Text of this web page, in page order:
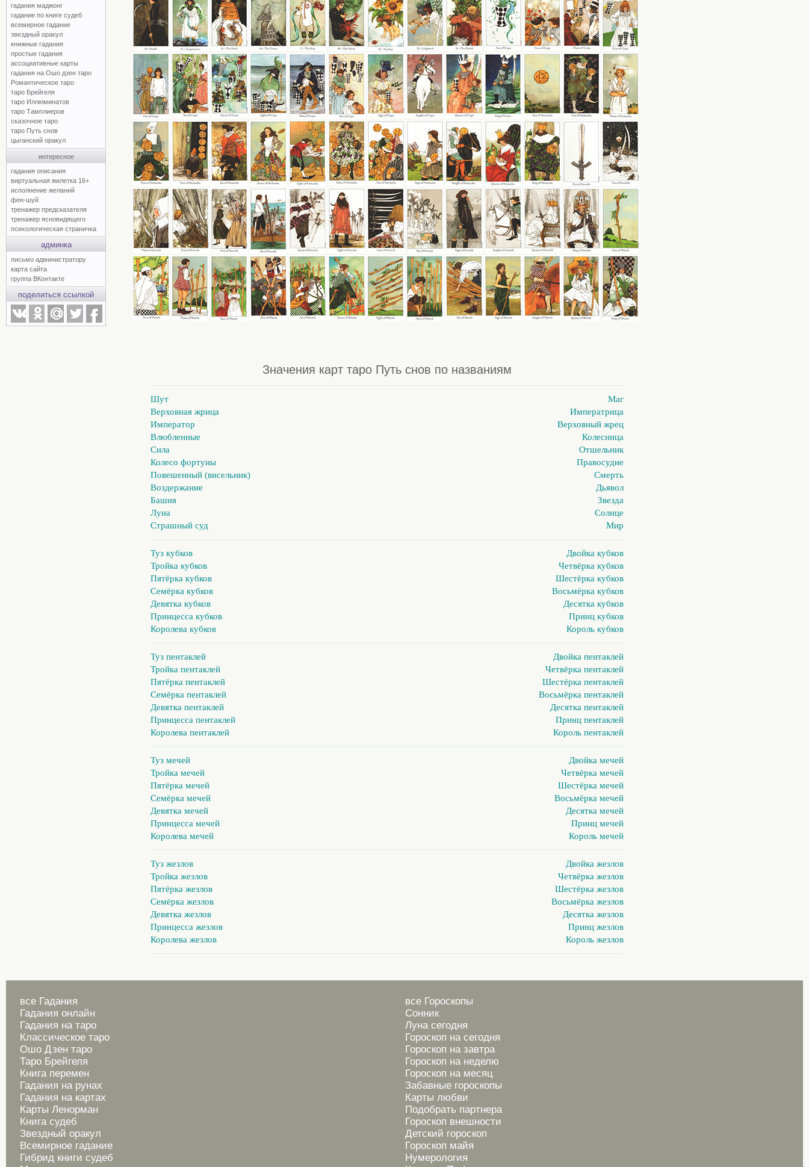
гадания маджонг
гадание по книге судеб
всемирное гадание
звездный оракул
книжные гадания
простые гадания
ассоциативные карты
гадания на Ошо дзен таро
Романтическое таро
таро Брейгеля
таро Иллюминатов
таро Тамплиеров
сказочное таро
таро Путь снов
цыганский оракул
интересное
гадания описания
виртуальная жилетка 16+
исполнение желаний
фен-шуй
тренажер предсказателя
тренажер ясновидящего
психологическая страничка
админка
письмо администратору
карта сайта
группа ВКонтакте
поделиться ссылкой
Значения карт таро Путь снов по названиям
Шут
Маг
Верховная жрица
Императрица
Император
Верховный жрец
Влюбленные
Колесница
Сила
Отшельник
Колесо фортуны
Правосудие
Повешенный (висельник)
Смерть
Воздержание
Дьявол
Башня
Звезда
Луна
Солнце
Страшный суд
Мир
Туз кубков
Двойка кубков
Тройка кубков
Четвёрка кубков
Пятёрка кубков
Шестёрка кубков
Семёрка кубков
Восьмёрка кубков
Девятка кубков
Десятка кубков
Принцесса кубков
Принц кубков
Королева кубков
Король кубков
Туз пентаклей
Двойка пентаклей
Тройка пентаклей
Четвёрка пентаклей
Пятёрка пентаклей
Шестёрка пентаклей
Семёрка пентаклей
Восьмёрка пентаклей
Девятка пентаклей
Десятка пентаклей
Принцесса пентаклей
Принц пентаклей
Королева пентаклей
Король пентаклей
Туз мечей
Двойка мечей
Тройка мечей
Четвёрка мечей
Пятёрка мечей
Шестёрка мечей
Семёрка мечей
Восьмёрка мечей
Девятка мечей
Десятка мечей
Принцесса мечей
Принц мечей
Королева мечей
Король мечей
Туз жезлов
Двойка жезлов
Тройка жезлов
Четвёрка жезлов
Пятёрка жезлов
Шестёрка жезлов
Семёрка жезлов
Восьмёрка жезлов
Девятка жезлов
Десятка жезлов
Принцесса жезлов
Принц жезлов
Королева жезлов
Король жезлов
все Гадания
Гадания онлайн
Гадания на таро
Классическое таро
Ошо Дзен таро
Таро Брейгеля
Книга перемен
Гадания на рунах
Гадания на картах
Карты Ленорман
Книга судеб
Звездный оракул
Всемирное гадание
Гибрид книги судеб
все Гороскопы
Сонник
Луна сегодня
Гороскоп на сегодня
Гороскоп на завтра
Гороскоп на неделю
Гороскоп на месяц
Забавные гороскопы
Карты любви
Подобрать партнера
Гороскоп внешности
Детский гороскоп
Гороскоп майя
Нумерология